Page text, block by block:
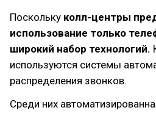
Поскольку колл-центры
использование только
широкий набор технологий.
используются системы
распределения звонков.
Среди них